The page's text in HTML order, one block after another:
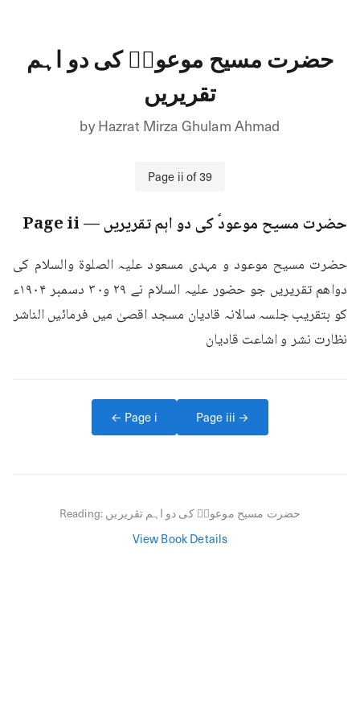
حضرت مسیح موعودؑ کی دو اہم
تقریریں
byHazrat Mirza Ghulam Ahmad
Page iiof39
حضرت مسیح موعودؑ کی دو اہم تقریریں— Page
ii
نظارت نشر و اشاعت قاديان
← Page i Page iii →
Reading:حضرت مسیح موعودؑ کی دو اہم تقریریں
View Book Details